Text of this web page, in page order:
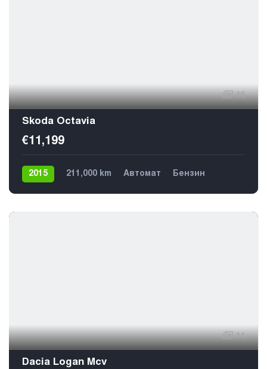
16
Skoda Octavia
€11,199
2015 211,000 km Автомат
Бензин
11
Dacia Logan Mcv